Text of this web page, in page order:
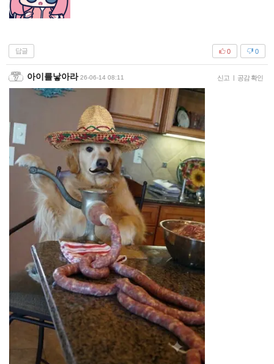
답글 0
0
아이를낳아라 26-06-14 08:11 신고 | 공감 확인